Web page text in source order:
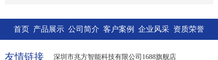
首页 产品展示 公司简介 客户案例 企业风采 资质荣誉
友情链接
深圳市兆方智能科技有限公司1688旗舰店